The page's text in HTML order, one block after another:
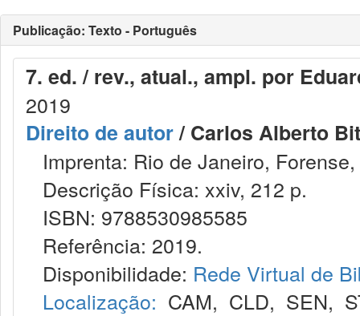
Publicação: Texto - Português
7. ed. / rev., atual., ampl. por
2019
Direito de autor/ Carlos Alberto
Imprenta: Rio de Janeiro,
Descrição Física: xxiv, 212 p.
ISBN: 9788530985585
Referência: 2019.
Disponibilidade: Rede Virtual de
Localização: CAM, CLD, SEN,